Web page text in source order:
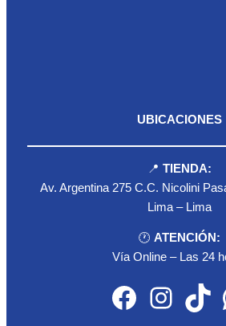
UBICACIONES
📍 TIENDA:
Av. Argentina 275 C.C. Nicolini
Lima – Lima
🕐 ATENCIÓN:
Vía Online – Las 24
Facebook Instagram TikTok